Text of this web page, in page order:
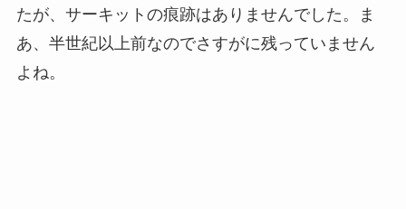
たが、サーキットの痕跡はありませんでした。ま
あ、半世紀以上前なのでさすがに残っていません
よね。